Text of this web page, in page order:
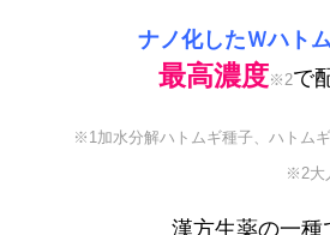
ナノ化したＷハト
最高濃度※2で
※1加水分解ハトムギ種子、ハトム
※2大
漢方生薬の一種